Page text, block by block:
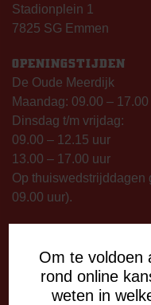
Om te voldoen
rond online
weten in
Stadionplein 1
7825 SG Emmen
OPENINGSTIJDEN
De Oude Meerdijk
Maandag: 09.00 –
Dinsdag t/m vrijdag:
09.00 – 12.15 uur
13.00 – 17.00 uur
Op thuiswedstrijddagen
09.00 uur).
Telefonisch bereikbaar
Dinsdag
09:00 - 12:15 uur